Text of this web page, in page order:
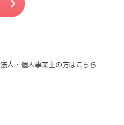
法人・個人事業主の方はこちら